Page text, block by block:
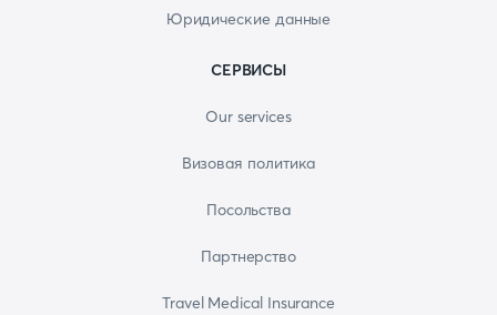
Юридические данные
СЕРВИСЫ
Our services
Визовая политика
Посольства
Партнерство
Travel Medical Insurance